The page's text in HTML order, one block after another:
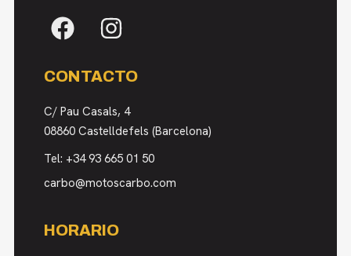
CONTACTO
C/ Pau Casals, 4
08860 Castelldefels (Barcelona)
Tel: +34 93 665 01 50
carbo@motoscarbo.com
HORARIO